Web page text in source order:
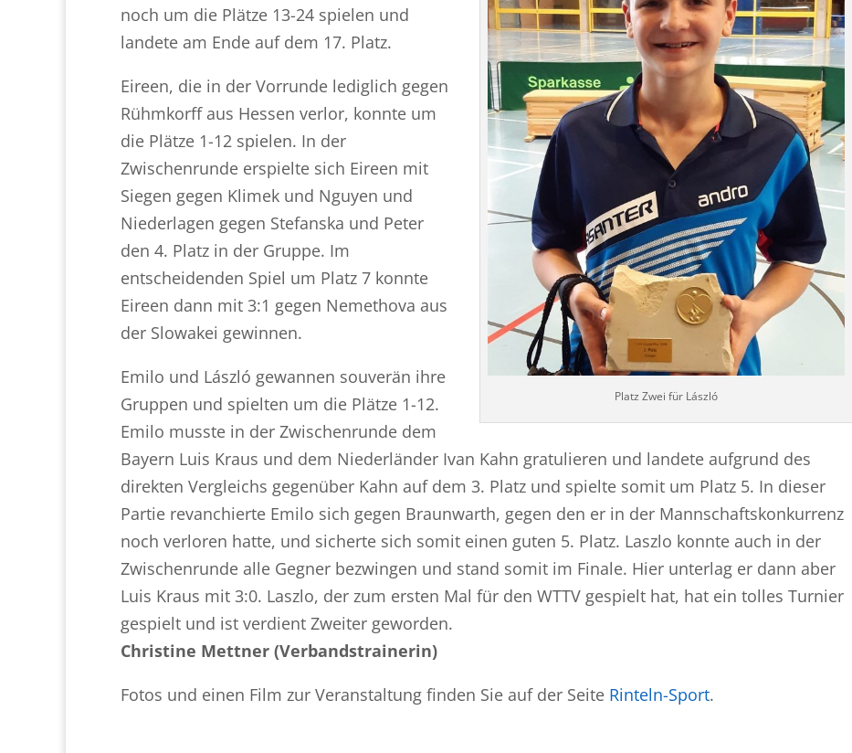
Platz Zwei für László
noch um die Plätze 13-24 spielen und
landete am Ende auf dem 17. Platz.
Eireen, die in der Vorrunde lediglich gegen
Rühmkorff aus Hessen verlor, konnte um
die Plätze 1-12 spielen. In der
Zwischenrunde erspielte sich Eireen mit
Siegen gegen Klimek und Nguyen und
Niederlagen gegen Stefanska und Peter
den 4. Platz in der Gruppe. Im
entscheidenden Spiel um Platz 7 konnte
Eireen dann mit 3:1 gegen Nemethova aus
der Slowakei gewinnen.
Emilo und László gewannen souverän ihre
Gruppen und spielten um die Plätze 1-12.
Emilo musste in der Zwischenrunde dem
Bayern Luis Kraus und dem Niederländer Ivan Kahn gratulieren und landete aufgrund des
direkten Vergleichs gegenüber Kahn auf dem 3. Platz und spielte somit um Platz 5. In dieser
Partie revanchierte Emilo sich gegen Braunwarth, gegen den er in der Mannschaftskonkurrenz
noch verloren hatte, und sicherte sich somit einen guten 5. Platz. Laszlo konnte auch in der
Zwischenrunde alle Gegner bezwingen und stand somit im Finale. Hier unterlag er dann aber
Luis Kraus mit 3:0. Laszlo, der zum ersten Mal für den WTTV gespielt hat, hat ein tolles Turnier
gespielt und ist verdient Zweiter geworden.
Christine Mettner (Verbandstrainerin)
Fotos und einen Film zur Veranstaltung finden Sie auf der Seite Rinteln-Sport.